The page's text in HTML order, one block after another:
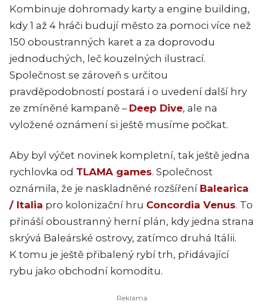
Kombinuje dohromady karty a engine building,
kdy 1 až 4 hráči budují město za pomoci více než
150 oboustranných karet a za doprovodu
jednoduchých, leč kouzelných ilustrací.
Společnost se zároveň s určitou
pravděpodobností postará i o uvedení další hry
ze zmíněné kampaně – Deep Dive, ale na
vyložené oznámení si ještě musíme počkat.
Aby byl výčet novinek kompletní, tak ještě jedna
rychlovka od TLAMA games. Společnost
oznámila, že je naskladněné rozšíření Balearica
/ Italia pro kolonizační hru Concordia Venus. To
přináší oboustranný herní plán, kdy jedna strana
skrývá Baleárské ostrovy, zatímco druhá Itálii.
K tomu je ještě přibalený rybí trh, přidávající
rybu jako obchodní komoditu.